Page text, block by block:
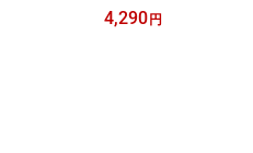
ップ（3柄）
リ マイフェイ
グS（4柄）ジョリジョリ
マイフェイバリットシン
4,290円